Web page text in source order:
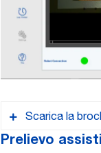
Scarica la
Prelievo